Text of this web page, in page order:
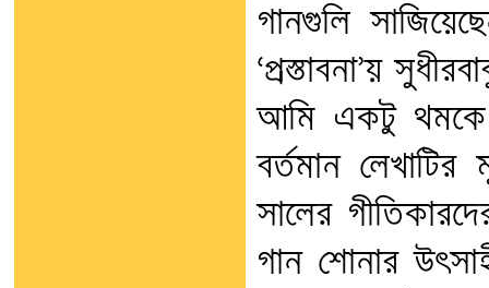
গানগুলি
‘প্রস্তাবনা’য়
আমি একটু থমকে
বর্তমান
সালের
গান শোনার